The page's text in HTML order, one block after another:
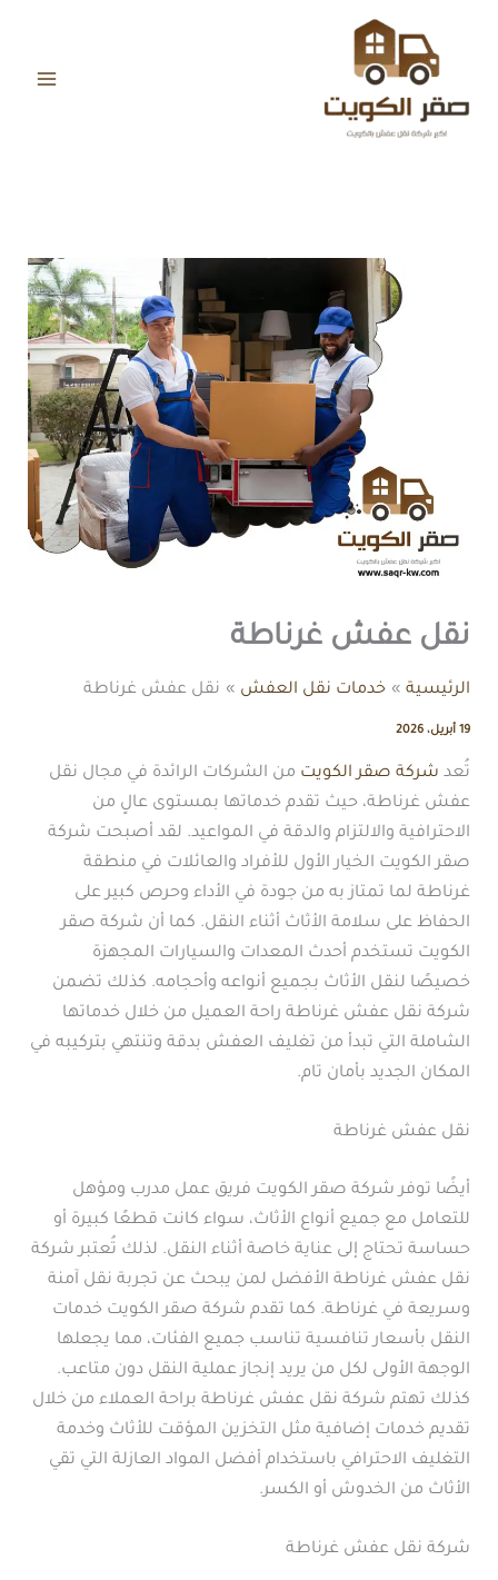
المحتوى
نقل عفش غرناطة
الرئيسية خدمات نقل العفش نقل عفش غرناطة
19 أبريل، 2026
تُعد شركة صقر الكويت من الشركات الرائدة في مجال نقل
عفش غرناطة، حيث تقدم خدماتها بمستوى عالٍ من
الاحترافية والالتزام والدقة في المواعيد. لقد أصبحت شركة
صقر الكويت الخيار الأول للأفراد والعائلات في منطقة
غرناطة لما تمتاز به من جودة في الأداء وحرص كبير على
الحفاظ على سلامة الأثاث أثناء النقل. كما أن شركة صقر
الكويت تستخدم أحدث المعدات والسيارات المجهزة
خصيصًا لنقل الأثاث بجميع أنواعه وأحجامه. كذلك تضمن
شركة نقل عفش غرناطة راحة العميل من خلال خدماتها
الشاملة التي تبدأ من تغليف العفش بدقة وتنتهي بتركيبه في
المكان الجديد بأمان تام.
نقل عفش غرناطة
أيضًا توفر شركة صقر الكويت فريق عمل مدرب ومؤهل
للتعامل مع جميع أنواع الأثاث، سواء كانت قطعًا كبيرة أو
حساسة تحتاج إلى عناية خاصة أثناء النقل. لذلك تُعتبر شركة
نقل عفش غرناطة الأفضل لمن يبحث عن تجربة نقل آمنة
وسريعة في غرناطة. كما تقدم شركة صقر الكويت خدمات
النقل بأسعار تنافسية تناسب جميع الفئات، مما يجعلها
الوجهة الأولى لكل من يريد إنجاز عملية النقل دون متاعب.
كذلك تهتم شركة نقل عفش غرناطة براحة العملاء من خلال
تقديم خدمات إضافية مثل التخزين المؤقت للأثاث وخدمة
التغليف الاحترافي باستخدام أفضل المواد العازلة التي تقي
الأثاث من الخدوش أو الكسر.
شركة نقل عفش غرناطة